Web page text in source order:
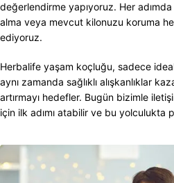
değerlendirme yapıyoruz. Her
alma veya mevcut kilonuzu koruma
ediyoruz.
Herbalife yaşam koçluğu, sadece
aynı zamanda sağlıklı alışkanlıklar
artırmayı hedefler. Bugün bizimle
için ilk adımı atabilir ve bu yolculukta